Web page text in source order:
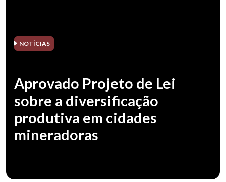
NOTÍCIAS
Aprovado Projeto de Lei
sobre a diversificação
produtiva em cidades
mineradoras